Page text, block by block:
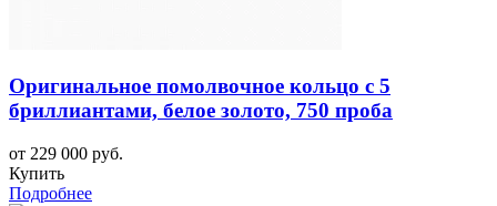
Оригинальное помолвочное кольцо с 5
бриллиантами, белое золото, 750 проба
от 229 000 руб.
Купить
Подробнее